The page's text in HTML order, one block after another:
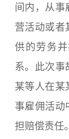
间内，从事
营活动或者
供的劳务
系。此次事
某等人在某
事雇佣活动
担赔偿责任。